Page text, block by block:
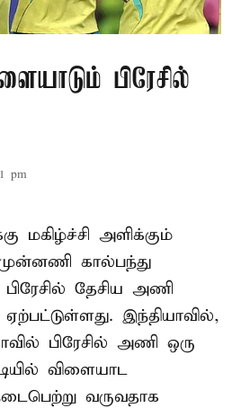
பிரேசில்
pm
மகிழ்ச்சி அளிக்கும்
கால்பந்து
தேசிய அணி
இந்தியாவில்,
பிரேசில் அணி ஒரு
விளையாட
வருவதாக